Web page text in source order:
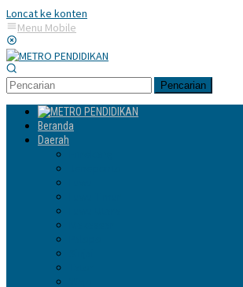
Loncat ke konten
Menu Mobile
Pencarian
Beranda
Daerah